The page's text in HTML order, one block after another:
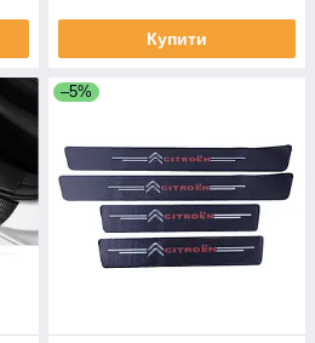
Купити
–5%